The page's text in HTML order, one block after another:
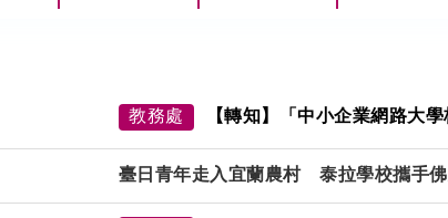
教務處 【轉知】「中小企業網路大
臺日青年走入宜蘭農村 泰拉學校攜手